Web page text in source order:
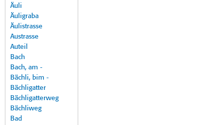
Äuli
Äuligraba
Äulistrasse
Austrasse
Auteil
Bach
Bach, am -
Bächli, bim -
Bächligatter
Bächligatterweg
Bächliweg
Bad